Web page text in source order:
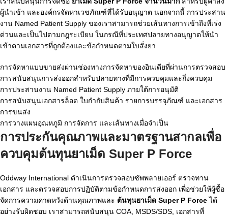
ผู้นำเข้า และองค์กรจัดหาเวชภัณฑ์ที่ได้รับอนุญาต นอกจากนี้ การประสาน
งาน Named Patient Supply ของเราสามารถช่วยเส้นทางการเข้าถึงที่เร่ง
ด่วนและเป็นไปตามกฎระเบียบ ในกรณีที่ประเทศปลายทางอนุญาตให้นำ
เข้าตามเอกสารที่ถูกต้องและข้อกำหนดตามใบสั่งยา
การจัดหาแบบขายส่งผ่านช่องทางการจัดหาของอินเดียที่ผ่านการตรวจสอบ
การสนับสนุนการส่งออกสำหรับปลายทางที่มีการควบคุมและกึ่งควบคุม
การประสานงาน Named Patient Supply ภายใต้การอนุมัติ
การสนับสนุนเอกสารล็อต ใบกำกับสินค้า รายการบรรจุภัณฑ์ และเอกสาร
การขนส่ง
การวางแผนอุณหภูมิ การจัดการ และเส้นทางเมื่อจำเป็น
การประกันคุณภาพและมาตรฐานสากลเพื่อ
ควบคุมต้นทุนยาเม็ด Super P Force
Oddway International ดำเนินการตรวจสอบซัพพลายเออร์ ตรวจทาน
เอกสาร และตรวจสอบการปฏิบัติตามข้อกำหนดการส่งออก เพื่อช่วยให้ผู้ซื้อ
จัดการความคาดหวังด้านคุณภาพและ ต้นทุนยาเม็ด Super P Forceได้
อย่างรับผิดชอบ เราสามารถสนับสนุน COA, MSDS/SDS, เอกสารที่